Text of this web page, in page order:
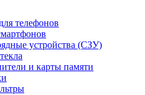
телефонов
устройства (СЗУ)
и карты памяти